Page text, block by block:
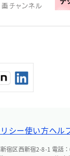
シー使い方ヘル
宿区西新宿2-8-1 電話